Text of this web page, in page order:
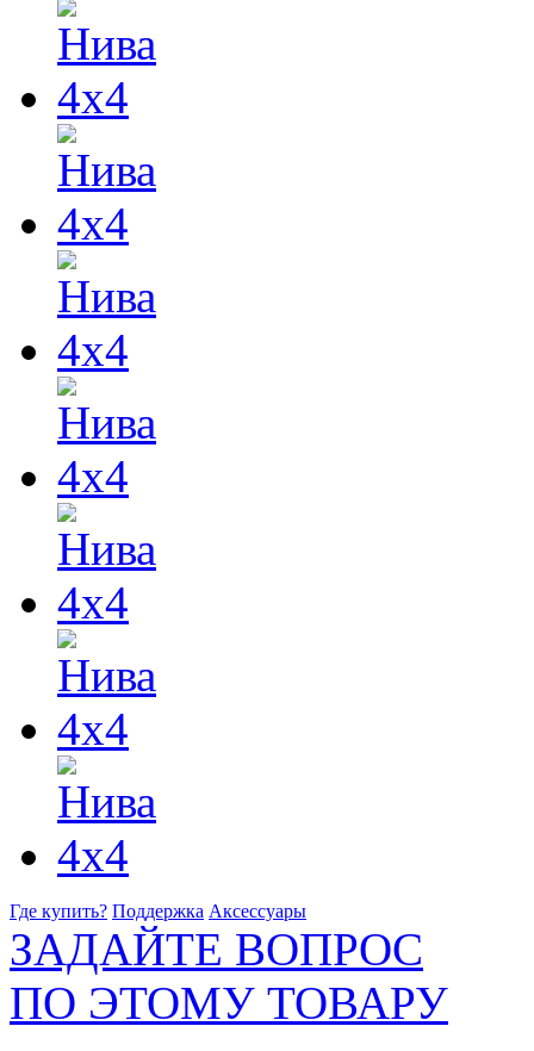
Где купить? Поддержка Аксессуары
ЗАДАЙТЕ ВОПРОС
ПО ЭТОМУ ТОВАРУ